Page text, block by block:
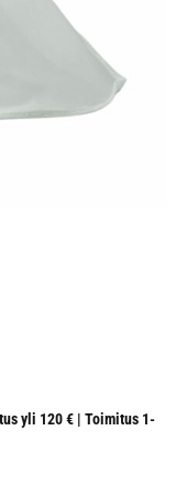
yli 120 € | Toimitus 1-